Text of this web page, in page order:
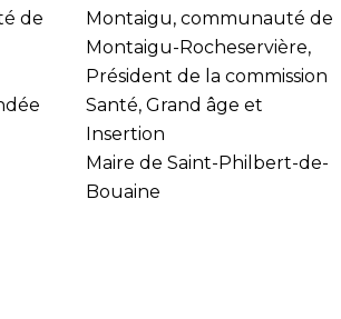
de
Montaigu, communauté de
Montaigu-Rocheservière,
Président de la commission
Santé, Grand âge et
Insertion
Maire de Saint-Philbert-de-
Bouaine